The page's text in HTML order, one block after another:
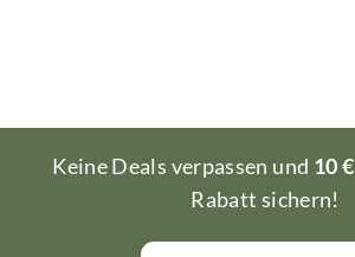
Keine Deals verpassen und 10 €
Rabatt sichern!